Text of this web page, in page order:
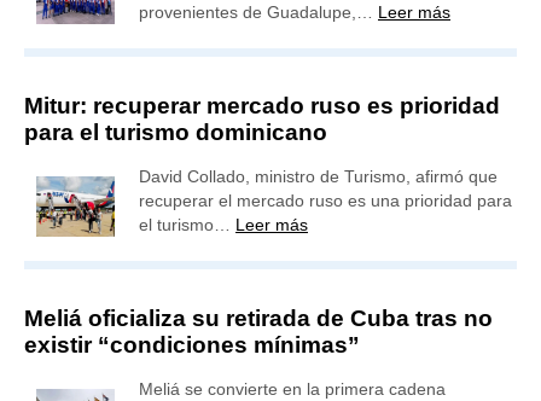
provenientes de Guadalupe,… Leer más
Mitur: recuperar mercado ruso es prioridad
para el turismo dominicano
David Collado, ministro de Turismo, afirmó que
recuperar el mercado ruso es una prioridad para
el turismo… Leer más
Meliá oficializa su retirada de Cuba tras no
existir “condiciones mínimas”
Meliá se convierte en la primera cadena